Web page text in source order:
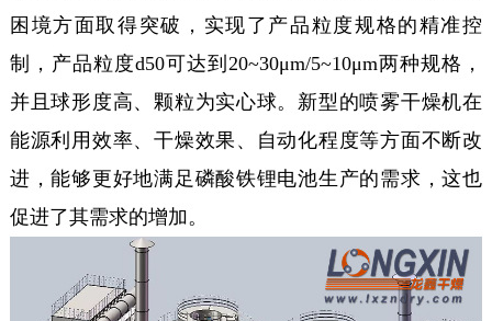
困境方面取得突破，实现了产品粒度规格的精准控
制，产品粒度d50可达到20~30μm/5~10μm两种规格，
并且球形度高、颗粒为实心球。新型的喷雾干燥机在
能源利用效率、干燥效果、自动化程度等方面不断改
进，能够更好地满足磷酸铁锂电池生产的需求，这也
促进了其需求的增加。